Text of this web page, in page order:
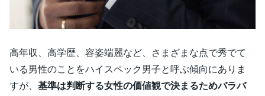
高年収、高学歴、容姿端麗など、さまざまな点で秀でて
いる男性のことをハイスペック男子と呼ぶ傾向にありま
すが、基準は判断する女性の価値観で決まるためバラバ